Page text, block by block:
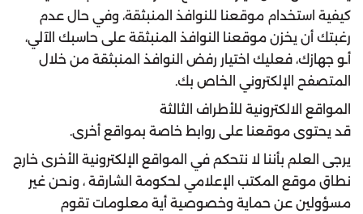
كيفية استخدام موقعنا للنوافذ المنبثقة، وفي حال عدم
رغبتك أن يخزن موقعنا النوافذ المنبثقة على حاسبك الآلي،
أـو جهازك، فعليك اختيار رفض النوافذ المنبثقة من خلال
المتصفح الإلكتروني الخاص بك.
المواقع الالكترونية للأطراف الثالثة
قد يحتوى موقعنا على روابط خاصة بمواقع أخرى.
يرجى العلم بأننا لا نتحكم في المواقع الإلكترونية الأخرى خارج
نطاق موقع المكتب الإعلامي لحكومة الشارقة ، ونحن غير
مسؤولين عن حماية وخصوصية أية معلومات تقوم